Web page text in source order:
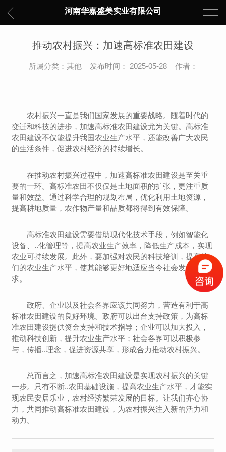
河南华嘉盛美实业有限公司
推动农村振兴：加速高标准农田建设
所属分类：其他 发布时间： 2025-05-28 作者：
农村振兴一直是我们国家发展的重要战略。随着时代的
变迁和科技的进步，加速高标准农田建设尤为关键。高标准
农田建设不仅能提升我国农业生产水平，还能改善广大农民
的生活条件，促进农村经济的持续增长。
在推动农村振兴过程中，加速高标准农田建设是至关重
要的一环。高标准农田不仅仅是土地面积的扩张，更注重质
量和效益。通过科学合理的规划布局，优化利用土地资源，
提高耕地质量，农作物产量和品质都将得到有效保障。
高标准农田建设需要借助现代化技术手段，例如智能化
设备、..化管理等，提高农业生产效率，降低生产成本，实现
农业可持续发展。此外，要加强对农民的科技培训，提高他
们的农业生产水平，使其能够更好地适应当今社会发展的需
求。
政府、企业以及社会各界应该共同努力，营造有利于高
标准农田建设的良好环境。政府可以出台支持政策，为高标
准农田建设提供资金支持和技术指导；企业可以加大投入，
推动科技创新，提升农业生产水平；社会各界可以积极参
与，传播..理念，促进资源共享，形成合力推动农村振兴。
总而言之，加速高标准农田建设是实现农村振兴的关键
一步。只有不断..农田基础设施，提高农业生产水平，才能实
现农民安居乐业，农村经济繁荣发展的目标。让我们齐心协
力，共同推动高标准农田建设，为农村振兴注入新的活力和
动力。